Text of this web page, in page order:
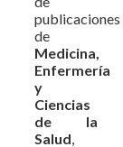
publicaciones
de
Medicina,
Enfermería
y
Ciencias
de la
Salud,